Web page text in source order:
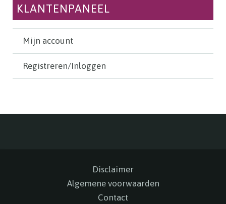
KLANTENPANEEL
Mijn account
Registreren/Inloggen
Disclaimer
Algemene voorwaarden
Contact